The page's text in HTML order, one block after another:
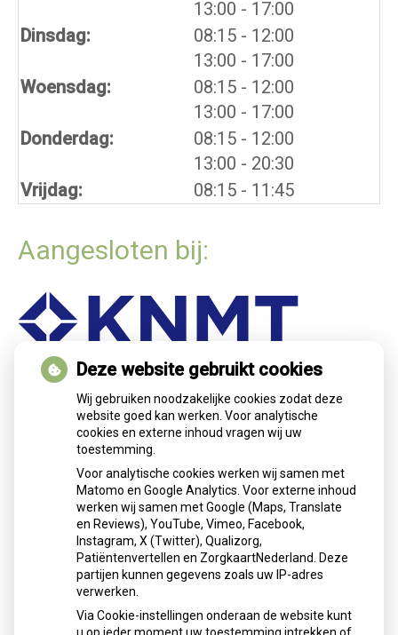
13:00 tot
- 17:00
Dinsdag:
08:15 tot
- 12:00
13:00 tot
- 17:00
Woensdag:
08:15 tot
- 12:00
13:00 tot
- 17:00
Donderdag:
08:15 tot
- 12:00
13:00 tot
- 20:30
Vrijdag:
08:15 - 11:45
Aangesloten bij:
Nieuws
Let op: valse Infomedics-mails over
openstaande rekening
Tanden bleken? Laat het veilig doen!
Gezond tandvlees: de basis voor een
gezonde mond
Naar de tandarts in het buitenland? Wees op
je hoede!
(Mond)zorgkosten gemaakt in 2025? Check
of die aftrekbaar zijn
Deze website gebruikt cookies
Wij gebruiken noodzakelijke cookies zodat deze
website goed kan werken. Voor analytische
cookies en externe inhoud vragen wij uw
toestemming.
Voor analytische cookies werken wij samen met
Matomo en Google Analytics. Voor externe inhoud
werken wij samen met Google (Maps, Translate
en Reviews), YouTube, Vimeo, Facebook,
Instagram, X (Twitter), Qualizorg,
Patiëntenvertellen en ZorgkaartNederland. Deze
partijen kunnen gegevens zoals uw IP-adres
verwerken.
Via Cookie-instellingen onderaan de website kunt